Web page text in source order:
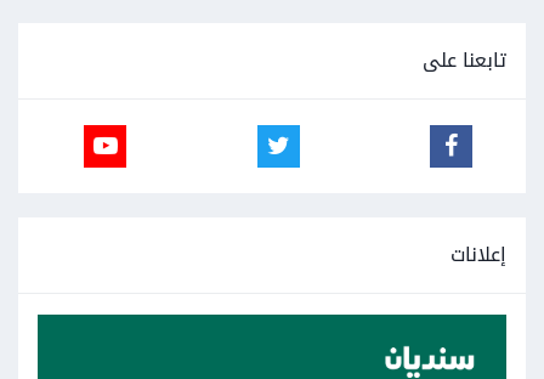
تابعنا على
إعلانات